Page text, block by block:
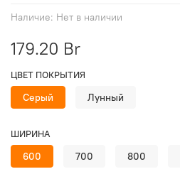
Наличие: Нет в наличии
179.20 Br
ЦВЕТ ПОКРЫТИЯ
Серый Лунный
ШИРИНА
600 700 800